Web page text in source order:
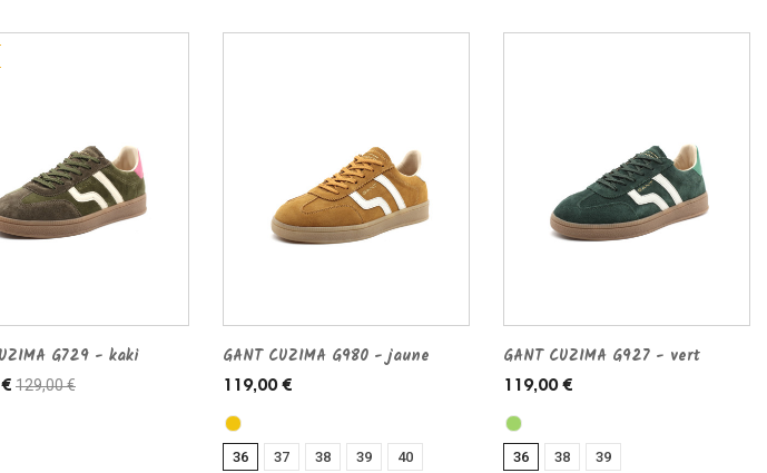
G729 - kaki
129,00 €
GANT CUZIMA G980 - jaune
119,00 €
36 37 38 39 40
GANT CUZIMA G927 - vert
119,00 €
36 38 39